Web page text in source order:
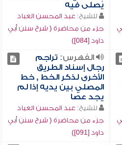
يُصلى فيه
للشيخ: عبد المحسن العباد
جزء من محاضرة ( شرح سنن أبي
داود [084])
الفهرس: تراجم
رجال إسناد الطريق
الأخرى لذكر الخط , خط
المصلي بين يديه إذا لم
يجد عصا
للشيخ: عبد المحسن العباد
جزء من محاضرة ( شرح سنن أبي
داود [091])